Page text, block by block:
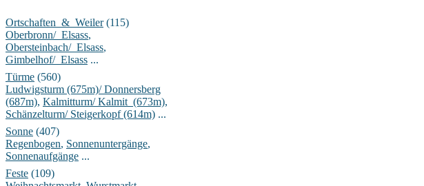
Ortschaften_&_Weiler(115)
Oberbronn/_Elsass,
Obersteinbach/_Elsass,
Gimbelhof/_Elsass ...
Türme (560)
Ludwigsturm (675m)/ Donnersberg
(687m), Kalmitturm/ Kalmit_(673m),
Schänzelturm/ Steigerkopf (614m) ...
Sonne (407)
Regenbogen, Sonnenuntergänge,
Sonnenaufgänge ...
Feste (109)